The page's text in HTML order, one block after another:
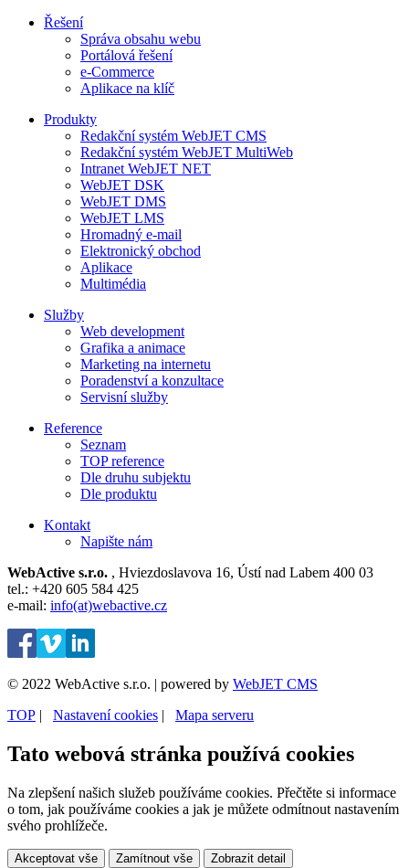
Řešení
Správa obsahu webu
Portálová řešení
e-Commerce
Aplikace na klíč
Produkty
Redakční systém WebJET CMS
Redakční systém WebJET MultiWeb
Intranet WebJET NET
WebJET DSK
WebJET DMS
WebJET LMS
Hromadný e-mail
Elektronický obchod
Aplikace
Multimédia
Služby
Web development
Grafika a animace
Marketing na internetu
Poradenství a konzultace
Servisní služby
Reference
Seznam
TOP reference
Dle druhu subjektu
Dle produktu
Kontakt
Napište nám
WebActive s.r.o. , Hviezdoslavova 16, Ústí nad Labem 400 03
tel.: +420 605 584 425
e-mail: info(at)webactive.cz
© 2022 WebActive s.r.o. | powered by WebJET CMS
TOP | ⁠ Nastavení cookies | ⁠ Mapa serveru
Tato webová stránka používá cookies
Na zlepšení našich služeb používáme cookies. Přečtěte si informace
o tom, jak používáme cookies a jak je můžete odmítnout nastavením
svého prohlížeče.
Akceptovat vše Zamítnout vše Zobrazit detail